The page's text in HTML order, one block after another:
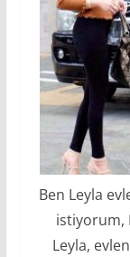
Ben Leyla
istiyorum,
Leyla,